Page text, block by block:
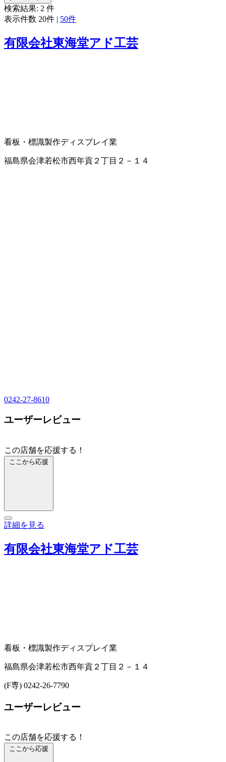
検索結果: 2 件
表示件数 20件 | 50件
有限会社東海堂アド工芸
看板・標識製作ディスプレイ業
福島県会津若松市西年貢２丁目２－１４
0242-27-8610
ユーザーレビュー
この店舗を応援する！
ここから応援
詳細を見る
有限会社東海堂アド工芸
看板・標識製作ディスプレイ業
福島県会津若松市西年貢２丁目２－１４
(F専) 0242-26-7790
ユーザーレビュー
この店舗を応援する！
ここから応援